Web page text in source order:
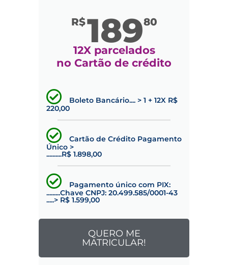
R$18980
12X parcelados
no Cartão de crédito
Boleto Bancário.... > 1 + 12X R$
220,00
Cartão de Crédito Pagamento
Único >
..........R$ 1.898,00
Pagamento único com PIX:
.........Chave CNPJ: 20.499.585/0001-43
.....> R$ 1.599,00
QUERO ME
MATRICULAR!